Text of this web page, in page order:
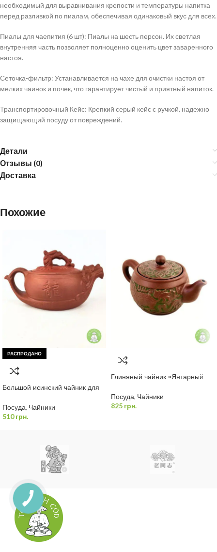
необходимый для выравнивания крепости и температуры напитка
перед разливкой по пиалам, обеспечивая одинаковый вкус для всех.
Пиалы для чаепития (6 шт): Пиалы на шесть персон. Их светлая
внутренняя часть позволяет полноценно оценить цвет заваренного
настоя.
Сеточка-фильтр: Устанавливается на чахе для очистки настоя от
мелких чаинок и почек, что гарантирует чистый и приятный напиток.
Транспортировочный Кейс: Крепкий серый кейс с ручкой, надежно
защищающий посуду от повреждений.
Детали
Отзывы (0)
Доставка
Похожие
РАСПРОДАНО
Большой исинский чайник для
Посуда, Чайники
510грн.
Глиняный чайник «Янтарный
Посуда, Чайники
825 грн.